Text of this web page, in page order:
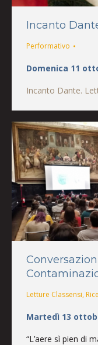
Incanto
Performativo
Domenica 11
Incanto Dante.
Letture Classensi,
Martedì 13
“L’aere sì pien di